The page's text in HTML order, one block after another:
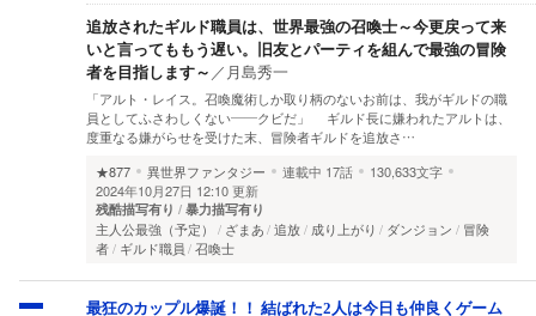
追放されたギルド職員は、世界最強の召喚士～今更戻って来
いと言ってももう遅い。旧友とパーティを組んで最強の冒険
者を目指します～ ／ 月島秀一
「アルト・レイス。召喚魔術しか取り柄のないお前は、我がギルドの職
員としてふさわしくない――クビだ」 ギルド長に嫌われたアルトは、
度重なる嫌がらせを受けた末、冒険者ギルドを追放さ…
★877
異世界ファンタジー 連載中 17話
130,633文字
2024年10月27日 12:10 更新
残酷描写有り 暴力描写有り
主人公最強（予定） ざまあ 追放 成り上がり ダンジョン
冒険
者
ギルド職員 召喚士
最狂のカップル爆誕！！ 結ばれた2人は今日も仲良くゲーム